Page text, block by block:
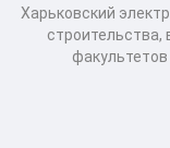
Харьковский
строительства,